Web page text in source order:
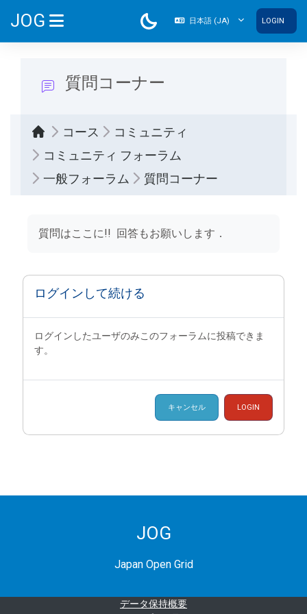
JOG 日本語 ‎(JA)‎ LOGIN
質問コーナー
コース
コミュニティ
コミュニティ フォーラム
一般フォーラム
質問コーナー
質問はここに!! 回答もお願いします．
ログインして続ける
ログインしたユーザのみこのフォーラムに投稿できま
す。
キャンセル LOGIN
JOG
Japan Open Grid
データ保持概要